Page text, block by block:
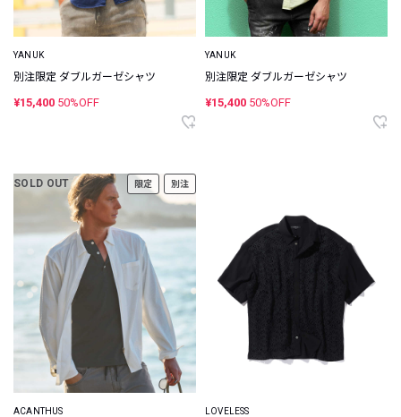
YANUK
別注限定 ダブルガーゼシャツ
¥15,400 50%OFF
YANUK
別注限定 ダブルガーゼシャツ
¥15,400 50%OFF
SOLD OUT 限定 別注
ACANTHUS LOVELESS